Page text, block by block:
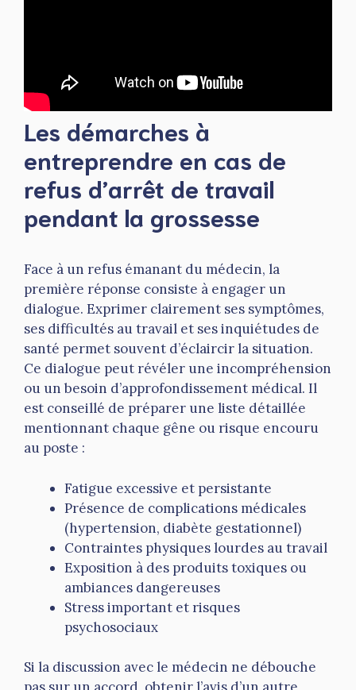
Les démarches à
entreprendre en cas de
refus d’arrêt de travail
pendant la grossesse
Face à un refus émanant du médecin, la
première réponse consiste à engager un
dialogue. Exprimer clairement ses symptômes,
ses difficultés au travail et ses inquiétudes de
santé permet souvent d’éclaircir la situation.
Ce dialogue peut révéler une incompréhension
ou un besoin d’approfondissement médical. Il
est conseillé de préparer une liste détaillée
mentionnant chaque gêne ou risque encouru
au poste :
Fatigue excessive et persistante
Présence de complications médicales
(hypertension, diabète gestationnel)
Contraintes physiques lourdes au travail
Exposition à des produits toxiques ou
ambiances dangereuses
Stress important et risques
psychosociaux
Si la discussion avec le médecin ne débouche